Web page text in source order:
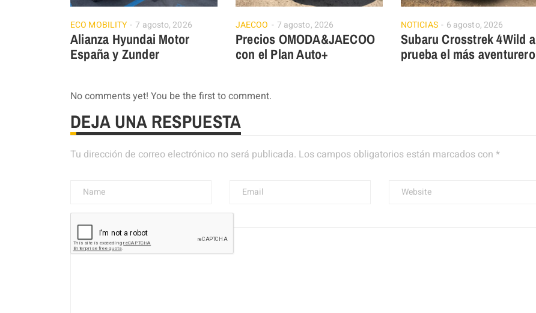
ECO MOBILITY 7 agosto, 2026
Alianza Hyundai Motor
España y Zunder
JAECOO 7 agosto, 2026
Precios OMODA&JAECOO
con el Plan Auto+
NOTICIAS 6 agosto, 2026
Subaru Crosstrek 4Wild a
prueba el más aventurero
No comments yet! You be the first to comment.
DEJA UNA RESPUESTA
Tu dirección de correo electrónico no será publicada. Los campos obligatorios están marcados con *